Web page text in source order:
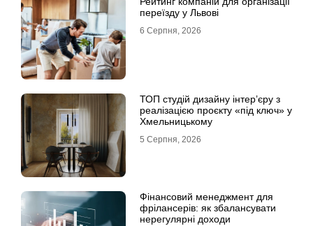
переїзду у Львові
6 Серпня, 2026
ТОП студій дизайну інтер’єру з
реалізацією проєкту «під ключ» у
Хмельницькому
5 Серпня, 2026
Фінансовий менеджмент для
фрілансерів: як збалансувати
нерегулярні доходи